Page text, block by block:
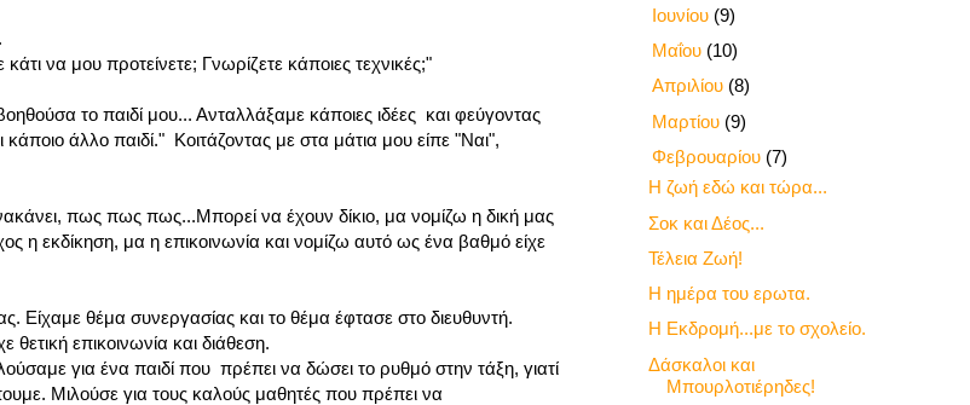
να μου προτείνετε; Γνωρίζετε κάποιες τεχνικές;"
το παιδί μου... Ανταλλάξαμε κάποιες ιδέες και φεύγοντας
άλλο παιδί." Κοιτάζοντας με στα μάτια μου είπε "Ναι",
πως πως πως...Μπορεί να έχουν δίκιο, μα νομίζω η δική μας
η εκδίκηση, μα η επικοινωνία και νομίζω αυτό ως ένα βαθμό είχε
Είχαμε θέμα συνεργασίας και το θέμα έφτασε στο διευθυντή.
επικοινωνία και διάθεση.
για ένα παιδί που πρέπει να δώσει το ρυθμό στην τάξη, γιατί
Μιλούσε για τους καλούς μαθητές που πρέπει να
Ιουνίου (9)
Μαΐου (10)
Απριλίου (8)
Μαρτίου (9)
Φεβρουαρίου (7)
Η ζωή εδώ και τώρα...
Σοκ και Δέος...
Τέλεια Ζωή!
Η ημέρα του ερωτα.
Η Εκδρομή...με το σχολείο.
Δάσκαλοι και
Μπουρλοτιέρηδες!